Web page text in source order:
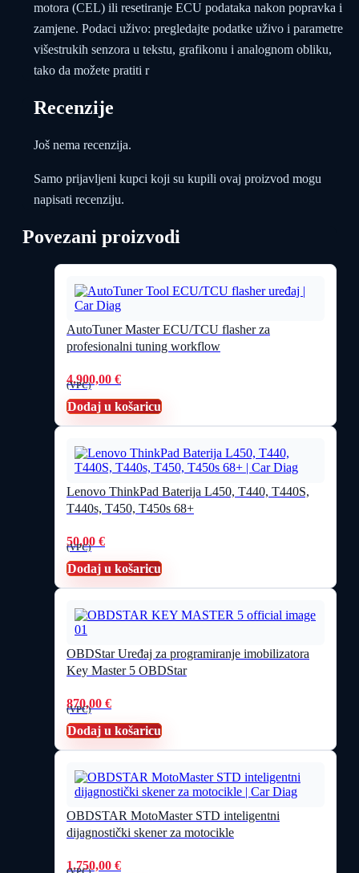
motora (CEL) ili resetiranje ECU podataka nakon popravka i
zamjene. Podaci uživo: pregledajte podatke uživo i parametre
višestrukih senzora u tekstu, grafikonu i analognom obliku,
tako da možete pratiti r
Recenzije
Još nema recenzija.
Samo prijavljeni kupci koji su kupili ovaj proizvod mogu
napisati recenziju.
Povezani proizvodi
AutoTuner Master ECU/TCU flasher za
profesionalni tuning workflow
4.900,00 €
(VPC)
Dodaj u košaricu
Lenovo ThinkPad Baterija L450, T440, T440S,
T440s, T450, T450s 68+
50,00 €
(VPC)
Dodaj u košaricu
OBDStar Uređaj za programiranje imobilizatora
Key Master 5 OBDStar
870,00 €
(VPC)
Dodaj u košaricu
OBDSTAR MotoMaster STD inteligentni
dijagnostički skener za motocikle
1.750,00 €